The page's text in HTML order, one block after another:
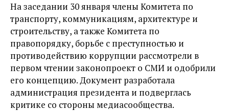
На заседании 30 января члены Комитета по
транспорту, коммуникациям, архитектуре и
строительству, а также Комитета по
правопорядку, борьбе с преступностью и
противодействию коррупции рассмотрели в
первом чтении законопроект о СМИ и одобрили
его концепцию. Документ разработала
администрация президента и подверглась
критике со стороны медиасообщества.